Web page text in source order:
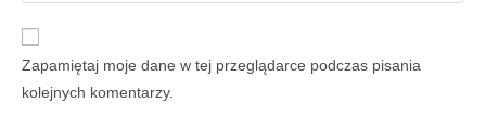
Zapamiętaj moje dane w tej przeglądarce podczas pisania
kolejnych komentarzy.